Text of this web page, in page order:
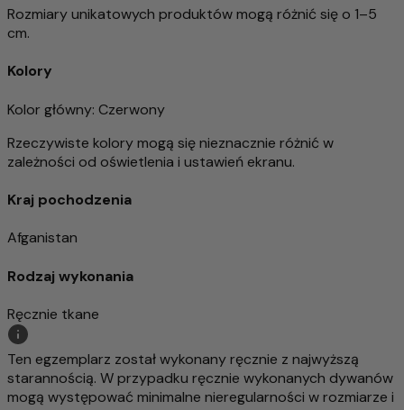
Rozmiary unikatowych produktów mogą różnić się o 1–5
cm.
Kolory
Kolor główny: Czerwony
Rzeczywiste kolory mogą się nieznacznie różnić w
zależności od oświetlenia i ustawień ekranu.
Kraj pochodzenia
Afganistan
Rodzaj wykonania
Ręcznie tkane
Ten egzemplarz został wykonany ręcznie z najwyższą
starannością. W przypadku ręcznie wykonanych dywanów
mogą występować minimalne nieregularności w rozmiarze i